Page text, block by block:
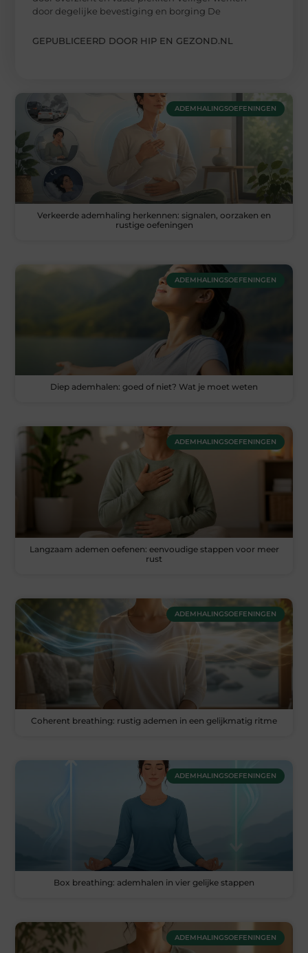
door degelijke bevestiging en borging De
GEPUBLICEERD DOOR HIP EN GEZOND.NL
ADEMHALINGSOEFENINGEN
Verkeerde ademhaling herkennen: signalen, oorzaken en
rustige oefeningen
ADEMHALINGSOEFENINGEN
Diep ademhalen: goed of niet? Wat je moet weten
ADEMHALINGSOEFENINGEN
Langzaam ademen oefenen: eenvoudige stappen voor meer
rust
ADEMHALINGSOEFENINGEN
Coherent breathing: rustig ademen in een gelijkmatig ritme
ADEMHALINGSOEFENINGEN
Box breathing: ademhalen in vier gelijke stappen
ADEMHALINGSOEFENINGEN